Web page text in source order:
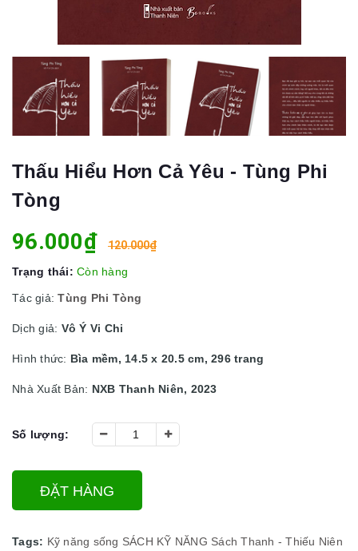
Thấu Hiểu Hơn Cả Yêu - Tùng Phi
Tòng
96.000₫ 120.000₫
Trạng thái: Còn hàng
Tác giả:Tùng Phi Tòng
Dịch giả: Vô Ý Vi Chi
Hình thức: Bìa mềm, 14.5 x 20.5 cm, 296 trang
Nhà Xuất Bản: NXB Thanh Niên, 2023
Số lượng:
ĐẶT HÀNG
Tags: Kỹ năng sống SÁCH KỸ NĂNG Sách Thanh - Thiếu Niên